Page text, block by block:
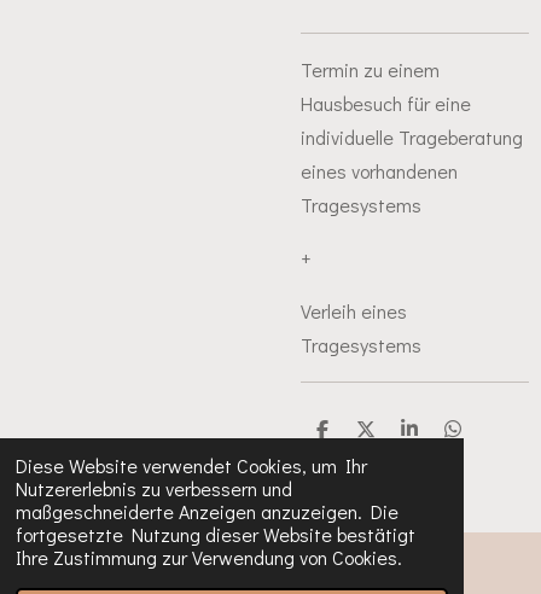
Diese Website verwendet Cookies, um Ihr
Nutzererlebnis zu verbessern und
maßgeschneiderte Anzeigen anzuzeigen. Die
fortgesetzte Nutzung dieser Website bestätigt
Ihre Zustimmung zur Verwendung von Cookies.
Termin zu einem
Hausbesuch für eine
individuelle Trageberatung
eines vorhandenen
Tragesystems
+
Verleih eines
Tragesystems
T
i
e
n
T
i
e
n
T
n
T
© 2023 - 2024 Sara-Kirchheiderknirpse